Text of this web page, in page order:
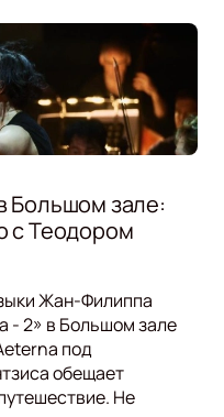
Большом зале:
с Теодором
Жан-Филиппа
- 2» в Большом зале
под
обещает
Не